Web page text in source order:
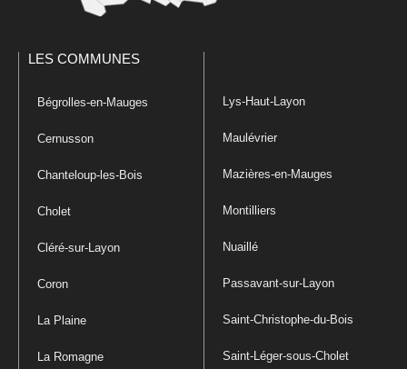
LES COMMUNES
Bégrolles-en-Mauges
Cernusson
Chanteloup-les-Bois
Cholet
Cléré-sur-Layon
Coron
La Plaine
La Romagne
Lys-Haut-Layon
Maulévrier
Mazières-en-Mauges
Montilliers
Nuaillé
Passavant-sur-Layon
Saint-Christophe-du-Bois
Saint-Léger-sous-Cholet